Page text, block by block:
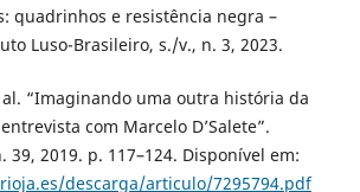
quadrinhos e resistência negra –
Luso-Brasileiro, s./v., n. 3, 2023.
al. “Imaginando uma outra história da
com Marcelo D’Salete”.
39, 2019. p. 117–124. Disponível em:
descarga/articulo/7295794.pdf